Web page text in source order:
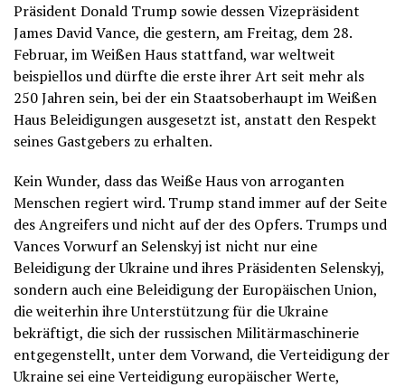
Präsident Donald Trump sowie dessen Vizepräsident
James David Vance, die gestern, am Freitag, dem 28.
Februar, im Weißen Haus stattfand, war weltweit
beispiellos und dürfte die erste ihrer Art seit mehr als
250 Jahren sein, bei der ein Staatsoberhaupt im Weißen
Haus Beleidigungen ausgesetzt ist, anstatt den Respekt
seines Gastgebers zu erhalten.
Kein Wunder, dass das Weiße Haus von arroganten
Menschen regiert wird. Trump stand immer auf der Seite
des Angreifers und nicht auf der des Opfers. Trumps und
Vances Vorwurf an Selenskyj ist nicht nur eine
Beleidigung der Ukraine und ihres Präsidenten Selenskyj,
sondern auch eine Beleidigung der Europäischen Union,
die weiterhin ihre Unterstützung für die Ukraine
bekräftigt, die sich der russischen Militärmaschinerie
entgegenstellt, unter dem Vorwand, die Verteidigung der
Ukraine sei eine Verteidigung europäischer Werte,